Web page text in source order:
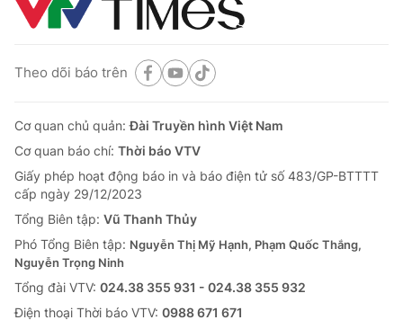
Theo dõi báo trên
Cơ quan chủ quản:Đài Truyền hình Việt Nam
Cơ quan báo chí: Thời báo VTV
Giấy phép hoạt động báo in và báo điện tử số 483/GP-BTTTT
cấp ngày 29/12/2023
Tổng Biên tập: Vũ Thanh Thủy
Phó Tổng Biên tập: Nguyễn Thị Mỹ Hạnh, Phạm Quốc Thắng,
Nguyễn Trọng Ninh
Tổng đài VTV: 024.38 355 931 - 024.38 355 932
Ðiện thoại Thời báo VTV: 0988 671 671